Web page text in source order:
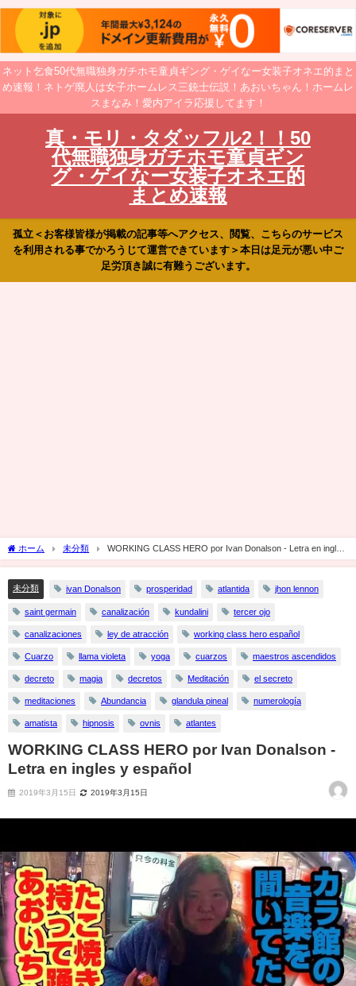
ネット乞食50代無職独身ガチホモ童貞ギング・ゲイなー女装子オネエ的まと
め速報！ネトゲ廃人は女子ホームレス三銃士伝説！あおいちゃん！ホームレ
スまなみ！愛内アイラ応援してます！
真・モリ・タダッフル2！！50
代無職独身ガチホモ童貞ギン
グ・ゲイなー女装子オネエ的
まとめ速報
孤立＜お客様皆様が掲載の記事等へアクセス、閲覧、こちらのサービス
を利用される事でかろうじて運営できています＞本日は足元が悪い中ご
足労頂き誠に有難うございます。
ホーム 未分類
WORKING CLASS HERO por Ivan Donalson - Letra en ingles
y español
未分類 ivan Donalson prosperidad atlantida jhon lennon
saint germain canalización kundalini tercer ojo
canalizaciones ley de atracción working class hero español
Cuarzo llama violeta yoga cuarzos maestros ascendidos
decreto magia decretos Meditación el secreto
meditaciones Abundancia glandula pineal numerología
amatista hipnosis ovnis atlantes
WORKING CLASS HERO por Ivan Donalson -
Letra en ingles y español
2019年3月15日 2019年3月15日